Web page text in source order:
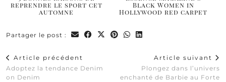
reprendre le sport cet
automne
Black Women in
Hollywood red carpet
Partager le post :
Article précédent
Adoptez la tendance Denim
on Denim
Article suivant
Plongez dans l’univers
enchanté de Barbie au Forte